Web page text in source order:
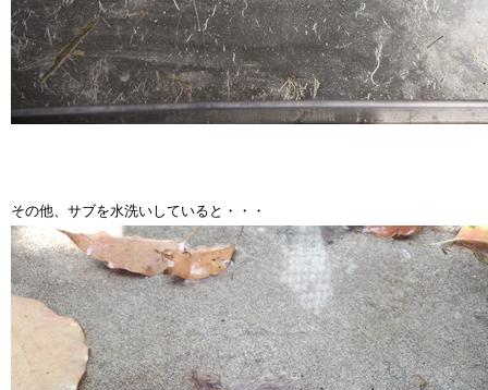
その他、サブを水洗いしていると・・・